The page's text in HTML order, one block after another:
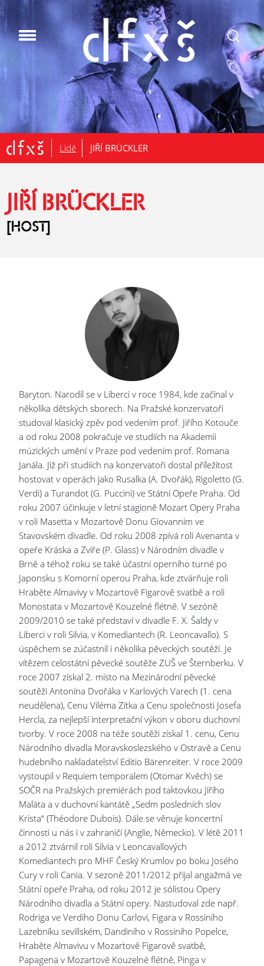
.
Lidé JIŘÍ BRÜCKLER
JIŘÍ BRÜCKLER
[HOST]
Baryton. Narodil se v Liberci v roce 1984, kde začínal v
několika dětských sborech. Na Pražské konzervatoři
studoval klasický zpěv pod vedením prof. Jiřího Kotouče
a od roku 2008 pokračuje ve studiích na Akademii
múzických umění v Praze pod vedením prof. Romana
Janála. Již při studiích na konzervatoři dostal příležitost
hostovat v operách jako Rusalka (A. Dvořák), Rigoletto (G.
Verdi) a Turandot (G. Puccini) ve Státní Opeře Praha. Od
roku 2007 účinkuje v letní stagioně Mozart Opery Praha
v roli Masetta v Mozartově Donu Giovannim ve
Stavovském divadle. Od roku 2008 zpívá roli Avenanta v
opeře Kráska a Zvíře (P. Glass) v Národním divadle v
Brně a téhož roku se také účastní operního turné po
Japonsku s Komorní operou Praha, kde ztvárňuje roli
Hraběte Almavivy v Mozartově Figarově svatbě a roli
Monostata v Mozartově Kouzelné flétně. V sezóně
2009/2010 se také představí v divadle F. X. Šaldy v
Liberci v roli Silvia, v Komediantech (R. Leoncavallo). S
úspěchem se zúčastnil i několika pěveckých soutěží. Je
vítězem celostátní pěvecké soutěže ZUŠ ve Šternberku. V
roce 2007 získal 2. místo na Mezinárodní pěvecké
soutěži Antonína Dvořáka v Karlových Varech (1. cena
neudělena), Cenu Viléma Zítka a Cenu společnosti Josefa
Hercla, za nejlepší interpretační výkon v oboru duchovní
tvorby. V roce 2008 na téže soutěži získal 1. cenu, Cenu
Národního divadla Moravskoslezského v Ostravě a Cenu
hudebního nakladatelství Editio Bärenreiter. V roce 2009
vystoupil v Requiem temporalem (Otomar Kvěch) se
SOČR na Pražských premiérách pod taktovkou Jiřího
Maláta a v duchovní kantátě „Sedm posledních slov
Krista“ (Théodore Dubois). Dále se věnuje koncertní
činnosti u nás i v zahraničí (Anglie, Německo). V létě 2011
a 2012 ztvárnil roli Silvia v Leoncavallových
Komediantech pro MHF Český Krumlov po boku Josého
Cury v roli Cania. V sezoně 2011/2012 přijal angažmá ve
Státní opeře Praha, od roku 2012 je sólistou Opery
Národního divadla a Státní opery. Nastudoval zde např.
Rodriga ve Verdiho Donu Carlovi, Figara v Rossiniho
Lazebníku sevillském, Dandiniho v Rossiniho Popelce,
Hraběte Almavivu v Mozartově Figarově svatbě,
Papagena v Mozartově Kouzelné flétně, Pinga v